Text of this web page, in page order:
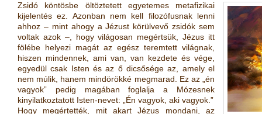
Zsidó köntösbe öltöztetett egyetemes metafizikai
kijelentés ez. Azonban nem kell filozófusnak lenni
ahhoz – mint ahogy a Jézust körülvevő zsidók sem
voltak azok –, hogy világosan megértsük, Jézus itt
fölébe helyezi magát az egész teremtett világnak,
hiszen mindennek, ami van, van kezdete és vége,
egyedül csak Isten és az ő dicsősége az, amely el
nem múlik, hanem mindörökké megmarad. Ez az „ én
vagyok”
pedig magában foglalja a
Mózesnek
kinyilatkoztatott Isten-nevet: „ Én vagyok, aki vagyok.”
Hogy megértették, mit akart Jézus mondani, az